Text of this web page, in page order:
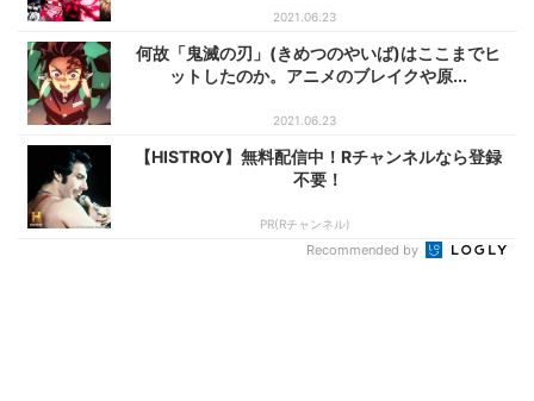
2021.06.23
何故「鬼滅の刃」(きめつのやいば)はここまでヒ
ットしたのか。アニメのブレイクや原...
2021.06.23
【HISTROY】無料配信中！Rチャンネルなら登録
不要！
PR(Rチャンネル)
Recommended by